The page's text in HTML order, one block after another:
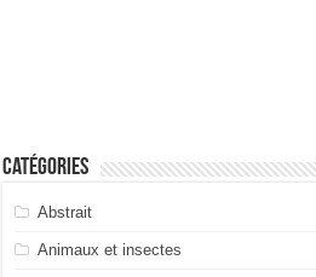
Catégories
Abstrait
Animaux et insectes